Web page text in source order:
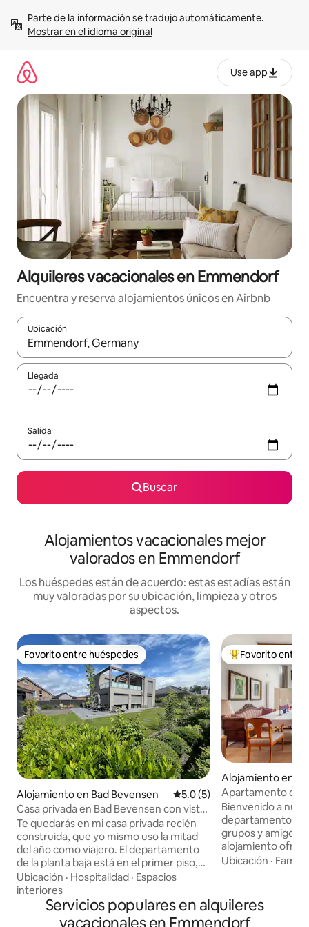
contenidoMostrar en el idioma original
Use app
Alquileres vacacionales en Emmendorf
Encuentra y reserva alojamientos únicos en Airbnb
Ubicación
Cuando los resultados estén disponibles, navega con las
Llegada
Salida
Buscar
Alojamientos vacacionales mejor
valorados en Emmendorf
Los huéspedes están de acuerdo: estas estadías están
muy valoradas por su ubicación, limpieza y otros
aspectos.
Favorito entre huéspedes
Favorito entre huéspedes
Alojamiento en Bad Bevensen Calificación promedio: 5.0
5.0 (5)
Casa privada en Bad Bevensen con vista
al campo
Te quedarás en mi casa privada recién
construida, que yo mismo uso la mitad
del año como viajero. El departamento
de la planta baja está en el primer piso,
junto con la recámara principal. Hay dos
recámaras más en el segundo piso, cada
una con camas de 1.60 metros de ancho
y 1.80 metros de ancho. Las terrazas en
Ubicación · Hospitalidad · Espacios
interiores
Favorito entre
Favorito entre
Alojamiento en
Apartamento de
Bienvenido a
departamento,
grupos y amigos.
alojamiento
moderna en
totalmente
dormitorios
Ubicación ·
Servicios populares en alquileres